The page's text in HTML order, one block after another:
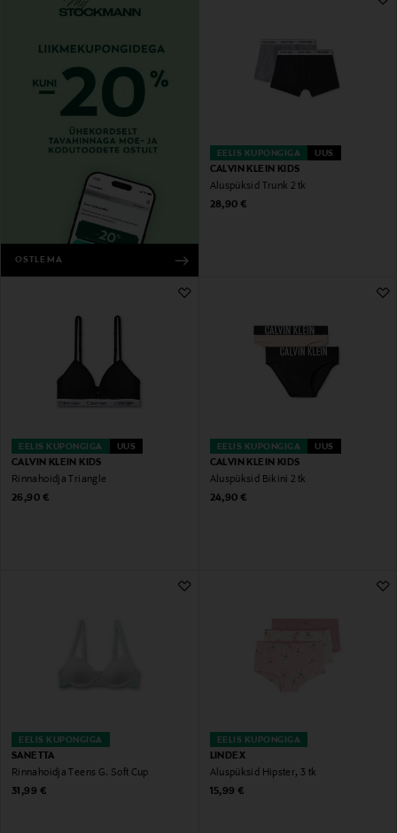
OSTLEMA
EELIS KUPONGIGA UUS
CALVIN KLEIN KIDS
Aluspüksid Trunk 2 tk
Original Price
28,90 €
EELIS KUPONGIGA UUS
CALVIN KLEIN KIDS
Rinnahoidja Triangle
Original Price
26,90 €
EELIS KUPONGIGA UUS
CALVIN KLEIN KIDS
Aluspüksid Bikini 2 tk
Original Price
24,90 €
EELIS KUPONGIGA
SANETTA
Rinnahoidja Teens G. Soft Cup
Original Price
31,99 €
EELIS KUPONGIGA
LINDEX
Aluspüksid Hipster, 3 tk
Original Price
15,99 €